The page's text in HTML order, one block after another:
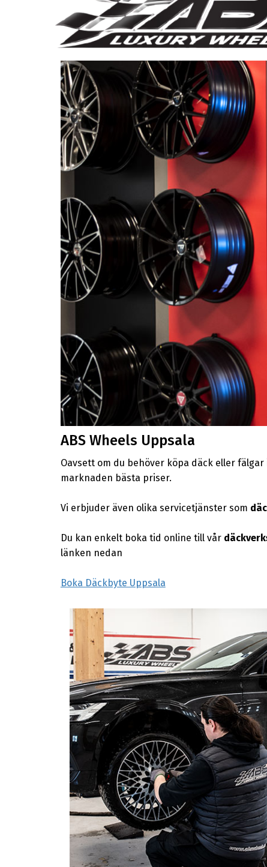
ABS Wheels Uppsala
Oavsett om du behöver köpa däck eller
marknaden bästa priser.
Vi erbjuder även olika servicetjänster som
Du kan enkelt boka tid online till vår
länken nedan
Boka Däckbyte Uppsala